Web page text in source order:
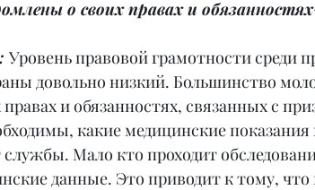
о своих правах и
Уровень правовой грамотности среди
довольно низкий. Большинство
и обязанностях, связанных с
какие медицинские показания
Мало кто проходит
данные. Это приводит к тому, что